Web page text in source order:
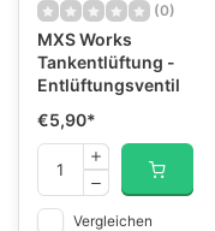
(0)
MXS Works
Tankentlüftung -
Entlüftungsventil
€5,90*
Vergleichen